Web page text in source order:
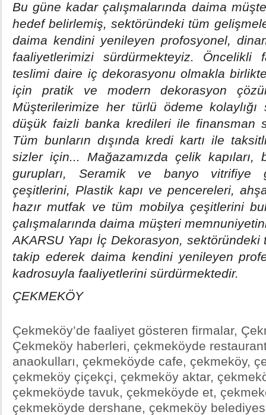
Bu güne kadar çalışmalarında daima
hedef belirlemiş, sektöründeki tüm
daima kendini yenileyen profosyonel,
faaliyetlerimizi sürdürmekteyiz. Öncelikli
teslimi daire iç dekorasyonu olmakla
için pratik ve modern dekorasyon
Müşterilerimize her türlü ödeme
düşük faizli banka kredileri ile finansman
Tüm bunların dışında kredi kartı ile
sizler için... Mağazamızda çelik kapıları,
gurupları, Seramik ve banyo vitrifiye
çeşitlerini, Plastik kapı ve pencereleri,
hazır mutfak ve tüm mobilya çeşitlerini
çalışmalarında daima müşteri
AKARSU Yapı İç Dekorasyon,
takip ederek daima kendini yenileyen
kadrosuyla faaliyetlerini sürdürmektedir.
ÇEKMEKÖY
Çekmeköy’de faaliyet gösteren firmalar,
Çekmeköy haberleri, çekmeköyde
anaokulları, çekmeköyde cafe, çekmeköy,
çekmeköy çiçekçi, çekmeköy aktar,
çekmeköyde tavuk, çekmeköyde et,
çekmeköyde dershane, çekmeköy